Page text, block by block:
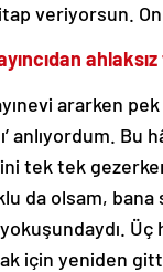
veriyorsun.
ararken
anlıyordum.
tek tek
da olsam, bana
için yeniden